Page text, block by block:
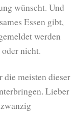
wünscht. Und
Essen gibt,
werden
nicht.
die meisten dieser
Lieber